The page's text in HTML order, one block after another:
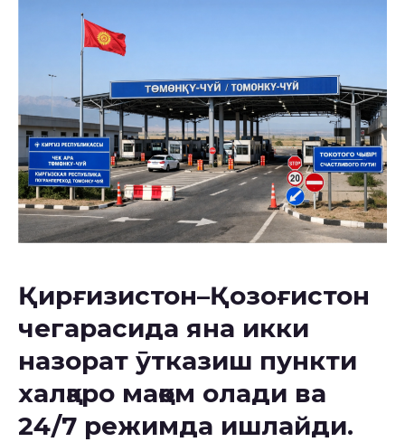
Қирғизистон–Қозоғистон
чегарасида яна икки
назорат ӯтказиш пункти
халқаро мақом олади ва
24/7 режимда ишлайди.